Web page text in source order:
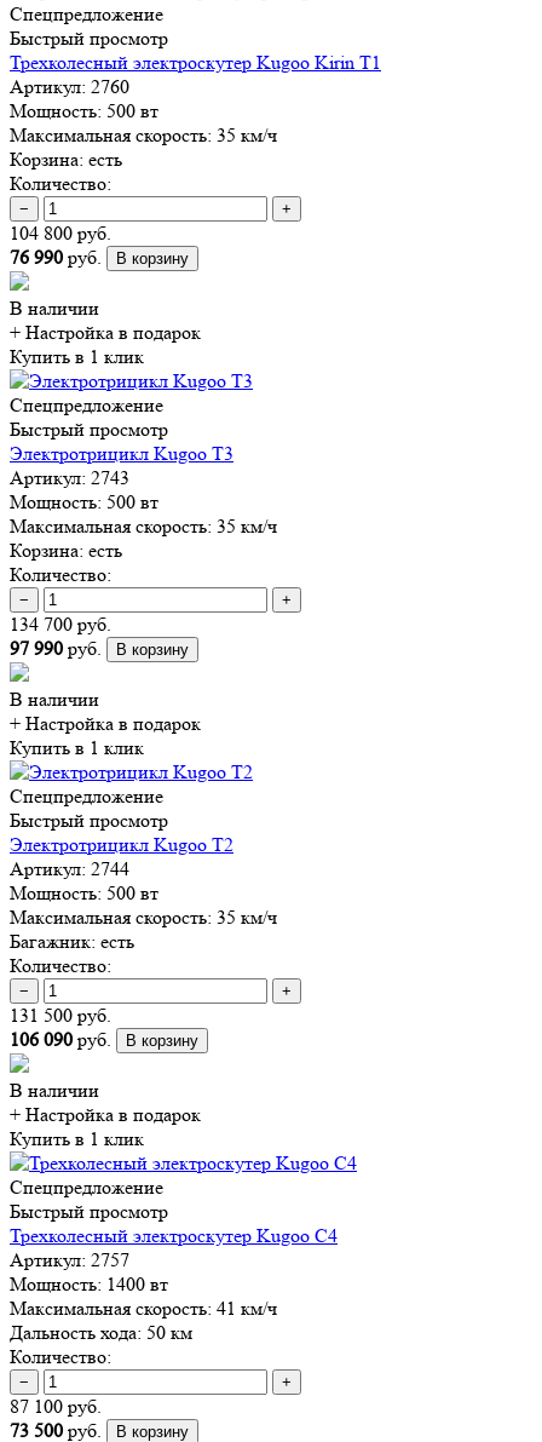
Спецпредложение
Быстрый просмотр
Трехколесный электроскутер Kugoo Kirin T1
Артикул: 2760
Мощность: 500 вт
Максимальная скорость: 35 км/ч
Корзина: есть
Количество:
− +
104 800 руб.
76 990 руб. В корзину
В наличии
+ Настройка в подарок
Купить в 1 клик
Спецпредложение
Быстрый просмотр
Электротрицикл Kugoo T3
Артикул: 2743
Мощность: 500 вт
Максимальная скорость: 35 км/ч
Корзина: есть
Количество:
− +
134 700 руб.
97 990 руб. В корзину
В наличии
+ Настройка в подарок
Купить в 1 клик
Спецпредложение
Быстрый просмотр
Электротрицикл Kugoo T2
Артикул: 2744
Мощность: 500 вт
Максимальная скорость: 35 км/ч
Багажник: есть
Количество:
− +
131 500 руб.
106 090 руб. В корзину
В наличии
+ Настройка в подарок
Купить в 1 клик
Спецпредложение
Быстрый просмотр
Трехколесный электроскутер Kugoo C4
Артикул: 2757
Мощность: 1400 вт
Максимальная скорость: 41 км/ч
Дальность хода: 50 км
Количество:
− +
87 100 руб.
73 500 руб. В корзину